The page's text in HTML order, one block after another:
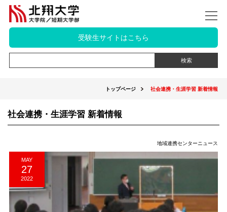
受験生サイトはこちら
トップページ 社会連携・生涯学習 新着情報
社会連携・生涯学習 新着情報
地域連携センターニュース
MAY
27
2022